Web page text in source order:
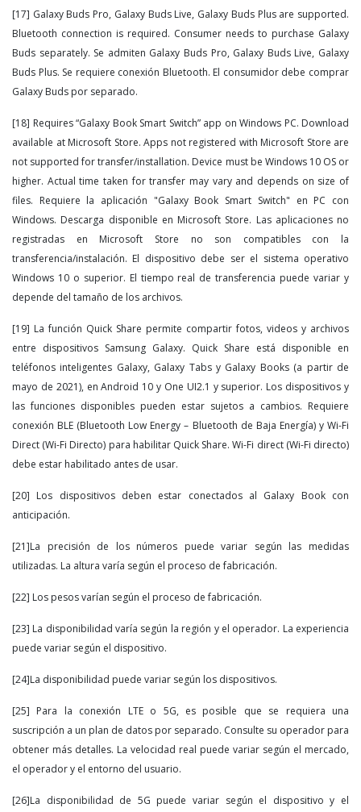
[17] Galaxy Buds Pro, Galaxy Buds Live, Galaxy Buds Plus are supported.
Bluetooth connection is required. Consumer needs to purchase Galaxy
Buds separately. Se admiten Galaxy Buds Pro, Galaxy Buds Live, Galaxy
Buds Plus. Se requiere conexión Bluetooth. El consumidor debe comprar
Galaxy Buds por separado.
[18] Requires “Galaxy Book Smart Switch” app on Windows PC. Download
available at Microsoft Store. Apps not registered with Microsoft Store are
not supported for transfer/installation. Device must be Windows 10 OS or
higher. Actual time taken for transfer may vary and depends on size of
files. Requiere la aplicación "Galaxy Book Smart Switch" en PC con
Windows. Descarga disponible en Microsoft Store. Las aplicaciones no
registradas en Microsoft Store no son compatibles con la
transferencia/instalación. El dispositivo debe ser el sistema operativo
Windows 10 o superior. El tiempo real de transferencia puede variar y
depende del tamaño de los archivos.
[19] La función Quick Share permite compartir fotos, videos y archivos
entre dispositivos Samsung Galaxy. Quick Share está disponible en
teléfonos inteligentes Galaxy, Galaxy Tabs y Galaxy Books (a partir de
mayo de 2021), en Android 10 y One UI2.1 y superior. Los dispositivos y
las funciones disponibles pueden estar sujetos a cambios. Requiere
conexión BLE (Bluetooth Low Energy – Bluetooth de Baja Energía) y Wi-Fi
Direct (Wi-Fi Directo) para habilitar Quick Share. Wi-Fi direct (Wi-Fi directo)
debe estar habilitado antes de usar.
[20] Los dispositivos deben estar conectados al Galaxy Book con
anticipación.
[21]La precisión de los números puede variar según las medidas
utilizadas. La altura varía según el proceso de fabricación.
[22] Los pesos varían según el proceso de fabricación.
[23] La disponibilidad varía según la región y el operador. La experiencia
puede variar según el dispositivo.
[24]La disponibilidad puede variar según los dispositivos.
[25] Para la conexión LTE o 5G, es posible que se requiera una
suscripción a un plan de datos por separado. Consulte su operador para
obtener más detalles. La velocidad real puede variar según el mercado,
el operador y el entorno del usuario.
[26]La disponibilidad de 5G puede variar según el dispositivo y el